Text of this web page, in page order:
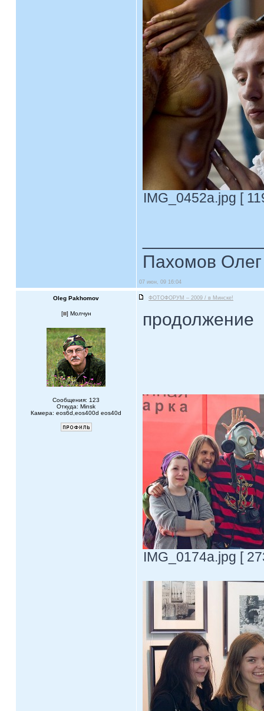
IMG_0452a.jpg [
Пахомов
07 июн, 09 16:04
Oleg Pakhomov ФОТОФОРУМ – 2009 / в Минске!
[ ] Молчун
Сообщения: 123
Откуда: Minsk
Камера: eos6d,eos400d eos40d
продолжение
IMG_0174a.jpg [